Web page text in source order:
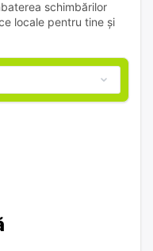
schimbărilor
locale pentru tine și